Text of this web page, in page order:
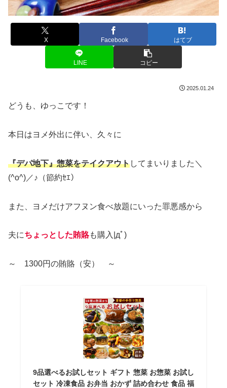
X Facebook はてブ
LINE コピー
2025.01.24
どうも、ゆっこです！
本日はヨメ外出に伴い、久々に
『デパ地下』惣菜をテイクアウトしてまいりました＼
(^o^)／♪（節約ｾｴ）
また、ヨメだけアフヌン食べ放題にいった罪悪感から
夫にちょっとした賄賂も購入|дﾟ)
～ 1300円の賄賂（安） ～
9品選べるお試しセット ギフト 惣菜 お惣菜 お試し
セット 冷凍食品 お弁当 おかず 詰め合わせ 食品 福